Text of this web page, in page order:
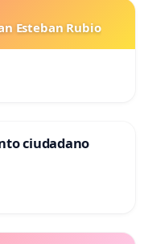
Esteban Rubio
ciudadano